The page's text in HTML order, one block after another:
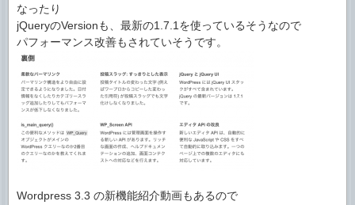
なったり
jQueryのVersionも、最新の1.7.1を使っているそうなので
パフォーマンス改善もされていそうです。
Wordpress 3.3 の新機能紹介動画もあるので